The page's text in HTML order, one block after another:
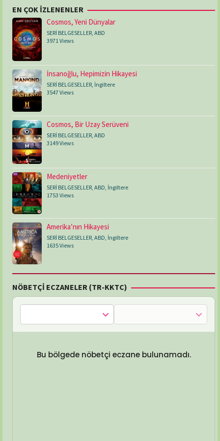
EN ÇOK İZLENENLER
Cosmos, Yeni Dünyalar
SERİ BELGESELLER, ABD
3971 Views
İnsanoğlu, Hepimizin Hikayesi
SERİ BELGESELLER, İngiltere
3547 Views
Cosmos, Bir Uzay Serüveni
SERİ BELGESELLER ABD
3149 Views
Medeniyetler
SERİ BELGESELLER ABD İngiltere
1753 Views
Amerika’nın Hikayesi
SERİ BELGESELLER ABD İngiltere
1635 Views
NÖBETÇİ ECZANELER (TR-KKTC)
Bu bölgede nöbetçi eczane bulunamadı.